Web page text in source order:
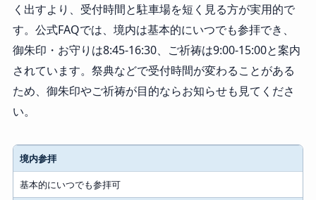
く出すより、受付時間と駐車場を短く見る方が実用的で
す。公式FAQでは、境内は基本的にいつでも参拝でき、
御朱印・お守りは8:45-16:30、ご祈祷は9:00-15:00と案内
されています。祭典などで受付時間が変わることがある
ため、御朱印やご祈祷が目的ならお知らせも見てくださ
い。
項目
公式情報で見る内容
境内参拝
基本的にいつでも参拝可